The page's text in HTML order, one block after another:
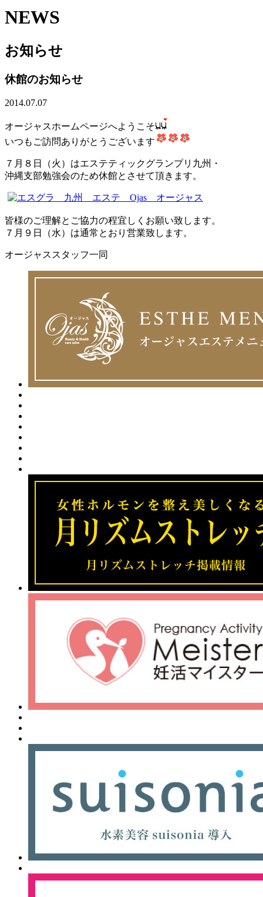
NEWS
お知らせ
休館のお知らせ
2014.07.07
オージャスホームページへようこそ
いつもご訪問ありがとうございます
７月８日（火）はエステティックグランプリ九州・
沖縄支部勉強会のため休館とさせて頂きます。
皆様のご理解とご協力の程宜しくお願い致します。
７月９日（水）は通常とおり営業致します。
オージャススタッフ一同